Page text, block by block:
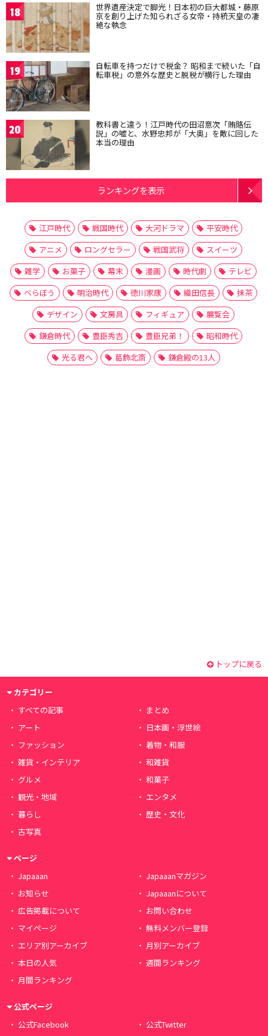
18 世界遺産決定で脚光！日本初の巨大都城・藤原
京を創り上げた知られざる女帝・持統天皇の凄
絶な執念
19 自転車を持つだけで税金？ 昭和まで続いた「自
転車税」の意外な歴史と脱税が横行した理由
20 教科書と違う！江戸時代の田沼意次「賄賂伝
説」の嘘と、水野忠邦が「大奥」を敵に回した
本当の理由
ランキングを表示
江戸時代 戦国時代 大河ドラマ
平安時代
アニメ
ロングセラー 戦国武将
スイーツ
雑学
お菓子 幕末 漫画 時代劇
テレビ
べらぼう
明治時代 徳川家康 織田信長
抹茶
デザイン
文房具 フィギュア
展覧会
鎌倉時代
豊臣秀吉 豊臣兄弟！
昭和時代
光る君へ
葛飾北斎 鎌倉殿の13人
トップに戻る
カテゴリー
すべての記事
まとめ
アート
日本画・浮世絵
ファッション
着物・和服
雑貨・インテリア
和雑貨
グルメ
和菓子
観光・地域
エンタメ
暮らし
歴史・文化
古写真
ページ
Japaaan
Japaaanマガジン
お知らせ
Japaaanについて
広告掲載について
お問い合わせ
マイページ
無料メンバー登録
エリア別アーカイブ
月別アーカイブ
本日の人気
週間ランキング
月間ランキング
公式ページ
公式Facebook
公式Twitter